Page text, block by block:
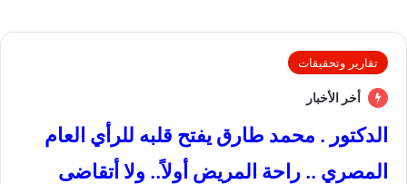
تقارير وتحقيقات
أخر الأخبار
الدكتور . محمد طارق يفتح قلبه للرأي العام
المصري .. راحة المريض أولاً.. ولا أتقاضى